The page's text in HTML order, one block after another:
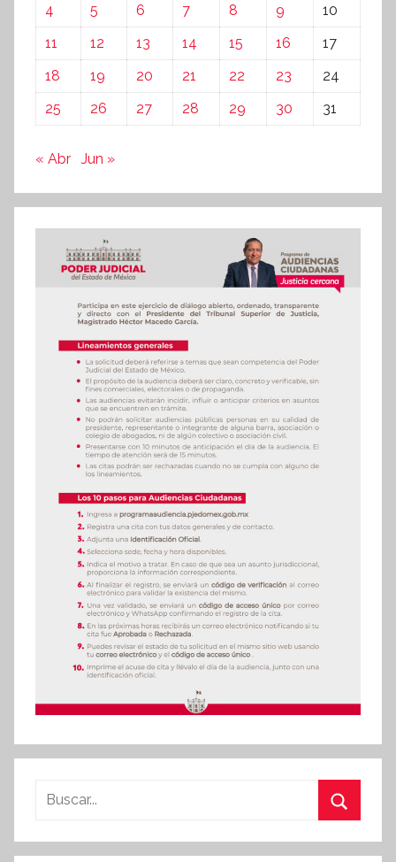
4
5 6 7 8 9
10
11
12 13 14 15 16
17
18
19 20 21 22 23
24
25
26 27 28 29 30 31
« Abr Jun »
Buscar: